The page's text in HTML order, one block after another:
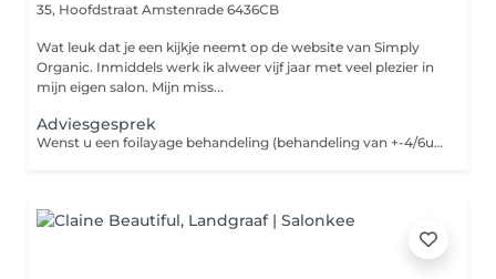
35, Hoofdstraat Amstenrade 6436CB
Wat leuk dat je een kijkje neemt op de website van Simply
Organic. Inmiddels werk ik alweer vijf jaar met veel plezier in
mijn eigen salon. Mijn miss...
Adviesgesprek
Wenst u een foilayage behandeling (behandeling van +-4/6uur) of kleurcorrectie? Of bent u een nieuwe klant die graag wilt komen voor een kleuring/foilayage? Dan komt u best eerst langs zodat ik uw bestaande kleur en gezondheid van het haar kan analyseren. Zo kunnen wij zien wat er mogelijk is, welke kleuring of bijkomende techniek alsook verzorging noodzakelijk is om jouw gewenste resultaat te bekomen. in het kapsalon werken wij enkel met minerale kleuringen en planten kleuringen. Een kleurcorrectie kan zijn van zwart naar heel blond of naar asblond gaan. Dus, kom vooraf even bespreken wat je wenst en breng indien nodig foto's mee. Dan kijken we samen naar de mogelijkheden! *Deze dienst is eenmalig & enkel voor nieuwe klanten. Ik neem graag tijd voor jou! Liefs Sil.